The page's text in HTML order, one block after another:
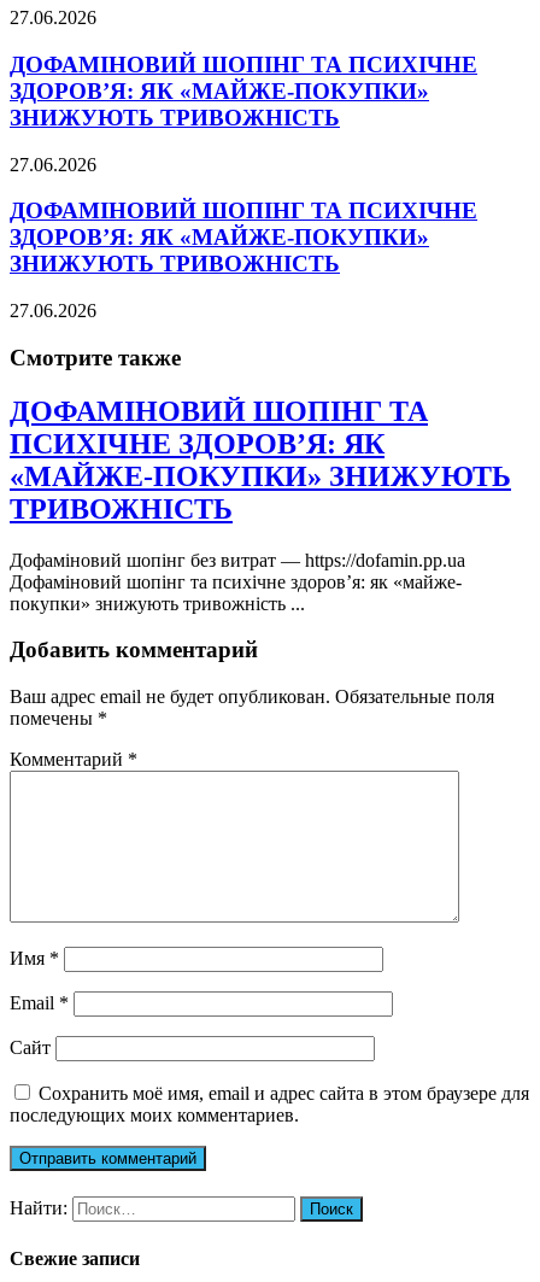
27.06.2026
ДОФАМІНОВИЙ ШОПІНГ ТА ПСИХІЧНЕ
ЗДОРОВ’Я: ЯК «МАЙЖЕ-ПОКУПКИ»
ЗНИЖУЮТЬ ТРИВОЖНІСТЬ
27.06.2026
ДОФАМІНОВИЙ ШОПІНГ ТА ПСИХІЧНЕ
ЗДОРОВ’Я: ЯК «МАЙЖЕ-ПОКУПКИ»
ЗНИЖУЮТЬ ТРИВОЖНІСТЬ
27.06.2026
Смотрите также
ДОФАМІНОВИЙ ШОПІНГ ТА
ПСИХІЧНЕ ЗДОРОВ’Я: ЯК
«МАЙЖЕ-ПОКУПКИ» ЗНИЖУЮТЬ
ТРИВОЖНІСТЬ
Дофаміновий шопінг без витрат — https://dofamin.pp.ua
Дофаміновий шопінг та психічне здоров’я: як «майже-
покупки» знижують тривожність ...
Добавить комментарий
Ваш адрес email не будет опубликован. Обязательные поля
помечены *
Комментарий *
Имя *
Email *
Сайт
Сохранить моё имя, email и адрес сайта в этом браузере для
последующих моих комментариев.
Найти:
Свежие записи